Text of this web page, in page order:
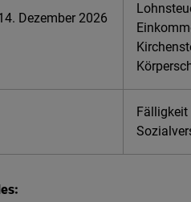
Dezember 2026
Fälligkeit